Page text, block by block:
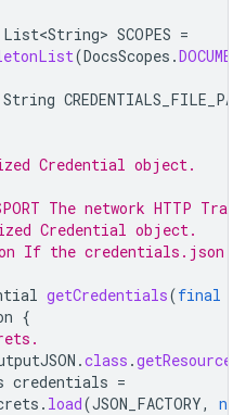
List<String> SCOPES =
(DocsScopes .
String
Credential object.
The network HTTP
Credential object.
If the credentials.json
getCredentials(final
{
.class .
credentials =
. load(JSON_FACTORY, new